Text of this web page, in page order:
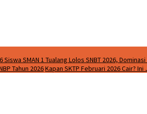
Siswa SMAN 1 Tualang Lolos SNBT 2026,
Tahun 2026Kapan SKTP Februari 2026 Cair?